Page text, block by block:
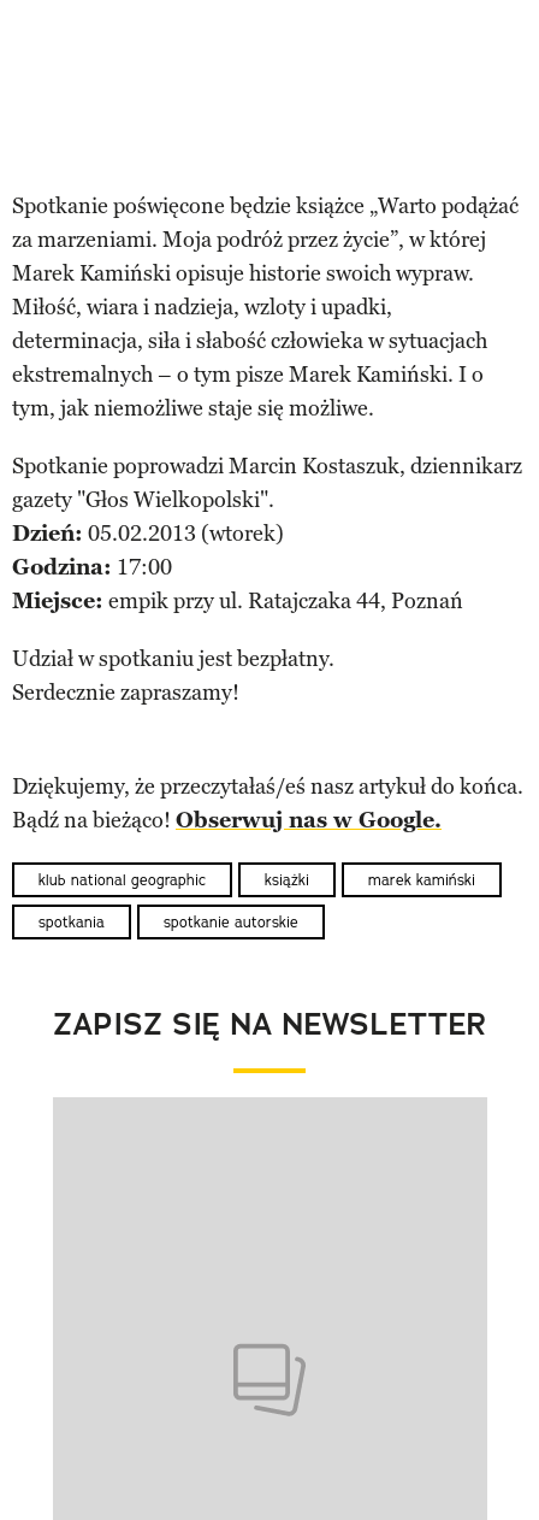
Spotkanie poświęcone będzie książce „Warto podążać
za marzeniami. Moja podróż przez życie”, w której
Marek Kamiński opisuje historie swoich wypraw.
Miłość, wiara i nadzieja, wzloty i upadki,
determinacja, siła i słabość człowieka w sytuacjach
ekstremalnych – o tym pisze Marek Kamiński. I o
tym, jak niemożliwe staje się możliwe.
Spotkanie poprowadzi Marcin Kostaszuk, dziennikarz
gazety "Głos Wielkopolski".
Dzień: 05.02.2013 (wtorek)
Godzina: 17:00
Miejsce: empik przy ul. Ratajczaka 44, Poznań
Udział w spotkaniu jest bezpłatny.
Serdecznie zapraszamy!
Dziękujemy, że przeczytałaś/eś nasz artykuł do końca.
Bądź na bieżąco! Obserwuj nas w Google.
klub national geographic książki marek kamiński
spotkania spotkanie autorskie
ZAPISZ SIĘ NA NEWSLETTER